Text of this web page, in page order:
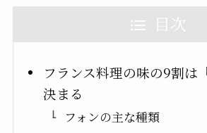
目次
フランス料理の味の9割は
決まる
フォンの主な種類